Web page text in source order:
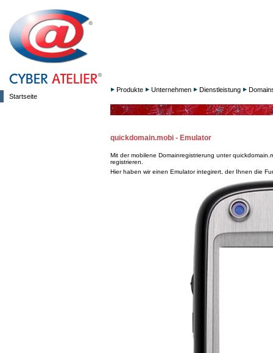
Startseite
Produkte Unternehmen Dienstleistung
quickdomain.mobi - Emulator
Mit der mobilene Domainregistrierung unter
registrieren.
Hier haben wir einen Emulator integirert, der Ihnen die